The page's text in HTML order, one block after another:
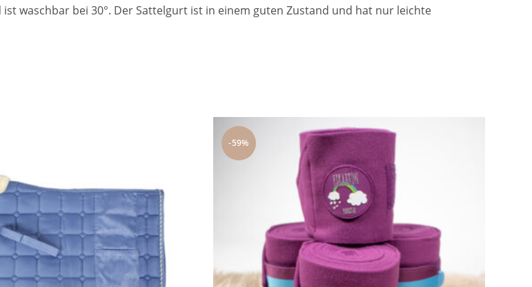
waschbar bei 30°. Der Sattelgurt ist in einem guten Zustand und hat nur leichte
-59%